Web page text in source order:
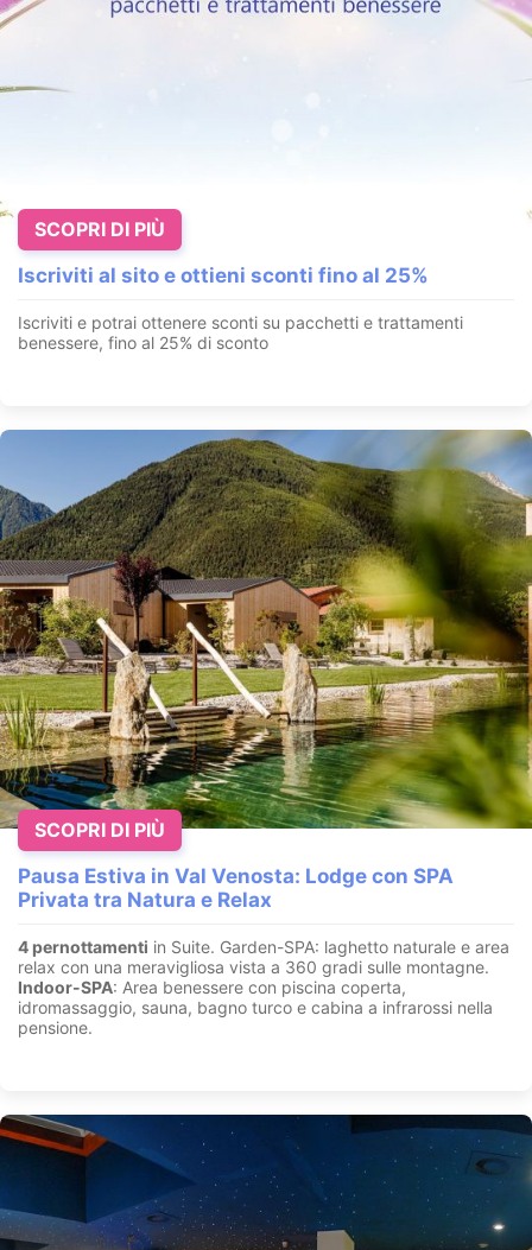
Iscriviti al sito e ottieni sconti fino al 25%
Iscriviti e potrai ottenere sconti su pacchetti e trattamenti
benessere, fino al 25% di sconto
SCOPRI DI PIÙ
Pausa Estiva in Val Venosta: Lodge con SPA
Privata tra Natura e Relax
4 pernottamenti in Suite. Garden-SPA: laghetto naturale e area
relax con una meravigliosa vista a 360 gradi sulle montagne.
Indoor-SPA: Area benessere con piscina coperta,
idromassaggio, sauna, bagno turco e cabina a infrarossi nella
pensione.
SCOPRI DI PIÙ